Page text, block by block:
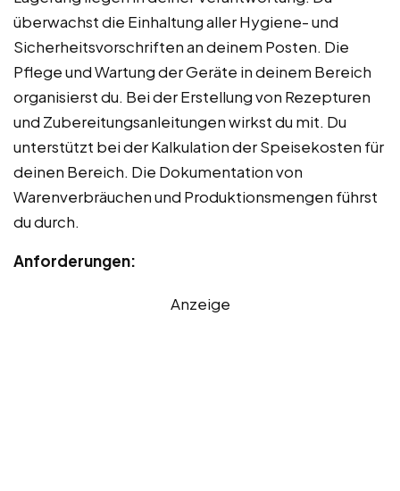
überwachst die Einhaltung aller Hygiene- und
Sicherheitsvorschriften an deinem Posten. Die
Pflege und Wartung der Geräte in deinem Bereich
organisierst du. Bei der Erstellung von Rezepturen
und Zubereitungsanleitungen wirkst du mit. Du
unterstützt bei der Kalkulation der Speisekosten für
deinen Bereich. Die Dokumentation von
Warenverbräuchen und Produktionsmengen führst
du durch.
Anforderungen:
Anzeige